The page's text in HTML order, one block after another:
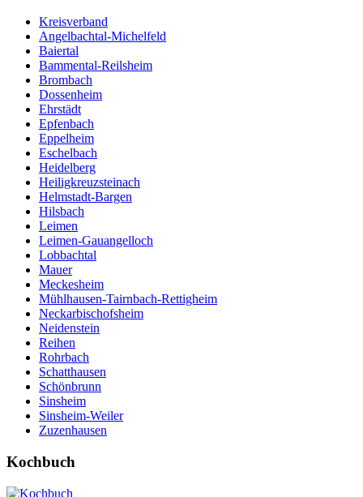
Kreisverband
Angelbachtal-Michelfeld
Baiertal
Bammental-Reilsheim
Brombach
Dossenheim
Ehrstädt
Epfenbach
Eppelheim
Eschelbach
Heidelberg
Heiligkreuzsteinach
Helmstadt-Bargen
Hilsbach
Leimen
Leimen-Gauangelloch
Lobbachtal
Mauer
Meckesheim
Mühlhausen-Tairnbach-Rettigheim
Neckarbischofsheim
Neidenstein
Reihen
Rohrbach
Schatthausen
Schönbrunn
Sinsheim
Sinsheim-Weiler
Zuzenhausen
Kochbuch